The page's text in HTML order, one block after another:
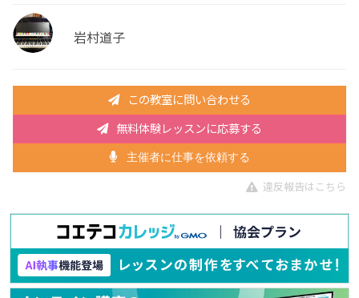
岩村道子
この教室に問い合わせる
無料体験レッスンに応募する
主催者に仕事を依頼する
違反報告はこちら